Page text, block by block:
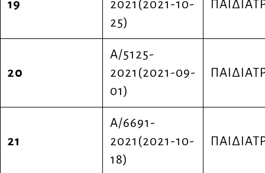
19
2021(2021-10-
25)
20
Α/5125-
2021(2021-09-
01)
21
Α/6691-
2021(2021-10-
18)